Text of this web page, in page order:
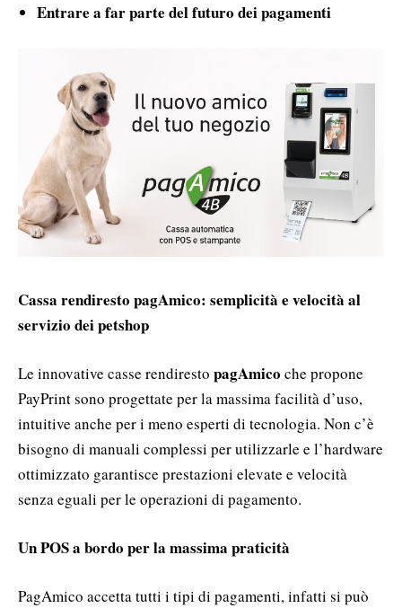
Entrare a far parte del futuro dei pagamenti
Cassa rendiresto pagAmico: semplicità e velocità al
servizio dei petshop
Le innovative casse rendiresto pagAmico che propone
PayPrint sono progettate per la massima facilità d’uso,
intuitive anche per i meno esperti di tecnologia. Non c’è
bisogno di manuali complessi per utilizzarle e l’hardware
ottimizzato garantisce prestazioni elevate e velocità
senza eguali per le operazioni di pagamento.
Un POS a bordo per la massima praticità
PagAmico accetta tutti i tipi di pagamenti, infatti si può